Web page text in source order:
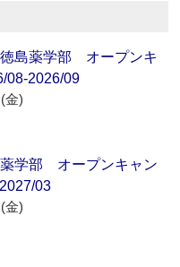
島薬学部 オープンキ
2026/09
金)
薬学部 オープンキャン
03
金)